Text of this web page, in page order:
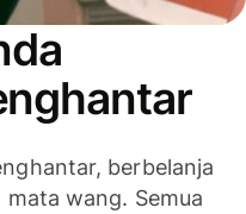
berbelanja
wang. Semua